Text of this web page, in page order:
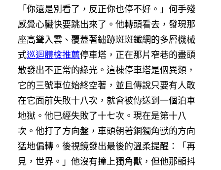
「你還是別看了，反正你也停不好。」何手殘
感覺心臟快要跳出來了。他轉頭看去，發現那
座高聳入雲、覆蓋著鏽跡斑斑鐵網的多層機械
式巡迴體檢推薦停車塔，正在那片窄巷的盡頭
散發出不正常的綠光。這棟停車塔是個異類，
它的三號車位始終空著，並且傳說只要有人敢
在它面前失敗十八次，就會被傳送到一個泊車
地獄。他已經失敗了十七次。現在是第十八
次。他打了方向盤，車頭朝著銅獨角獸的方向
猛地偏轉。後視鏡發出最後的溫柔提醒：「再
見，世界。」他沒有撞上獨角獸，但他那顫抖